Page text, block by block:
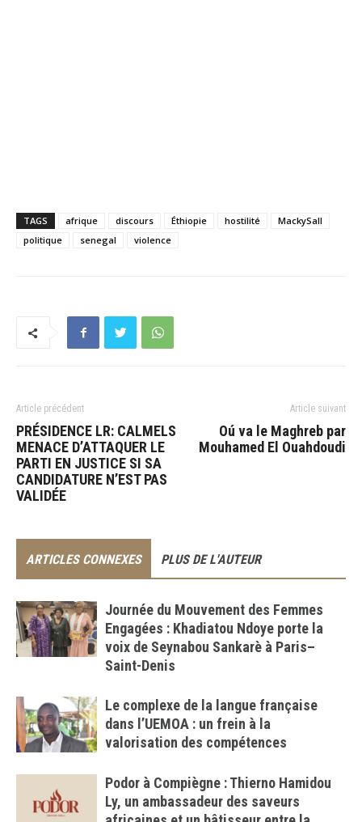
TAGS afrique discours Éthiopie hostilité
MackySall
politique
senegal violence
Article précédent
PRÉSIDENCE LR: CALMELS
MENACE D’ATTAQUER LE
PARTI EN JUSTICE SI SA
CANDIDATURE N’EST PAS
VALIDÉE
Article suivant
Oú va le Maghreb par
Mouhamed El Ouahdoudi
ARTICLES CONNEXES PLUS DE L'AUTEUR
Journée du Mouvement des Femmes
Engagées : Khadiatou Ndoye porte la
voix de Seynabou Sankarè à Paris–
Saint-Denis
Le complexe de la langue française
dans l’UEMOA : un frein à la
valorisation des compétences
Podor à Compiègne : Thierno Hamidou
Ly, un ambassadeur des saveurs